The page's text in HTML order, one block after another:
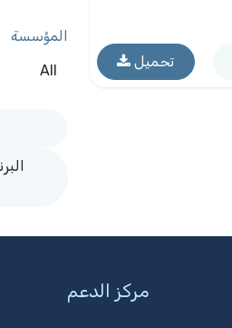
تحميل
المؤسسة
مركز الدعم